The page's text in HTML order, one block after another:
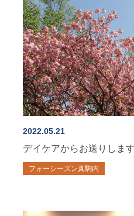
2022.05.21
デイケアからお送りしま
フォーシーズン真駒内